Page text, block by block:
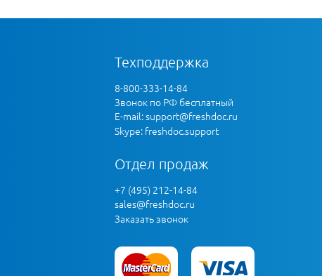
Техподдержка
8-800-333-14-84
Звонок по РФ бесплатный
E-mail:support@freshdoc.ru
Skype: freshdoc.support
Отдел продаж
+7 (495) 212-14-84
sales@freshdoc.ru
Заказать звонок